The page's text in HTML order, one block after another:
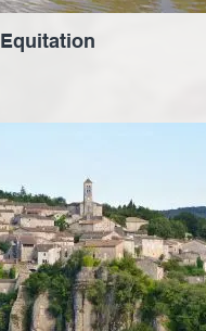
Equitation